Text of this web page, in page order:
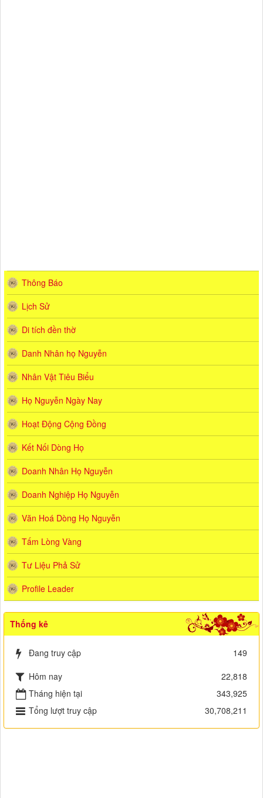
Thông Báo
Lịch Sử
Di tích đền thờ
Danh Nhân họ Nguyễn
Nhân Vật Tiêu Biểu
Họ Nguyễn Ngày Nay
Hoạt Động Cộng Đồng
Kết Nối Dòng Họ
Doanh Nhân Họ Nguyễn
Doanh Nghiệp Họ Nguyễn
Văn Hoá Dòng Họ Nguyễn
Tấm Lòng Vàng
Tư Liệu Phả Sử
Profile Leader
Thống kê
Đang truy cập
149
Hôm nay
22,818
Tháng hiện tại
343,925
Tổng lượt truy cập
30,708,211